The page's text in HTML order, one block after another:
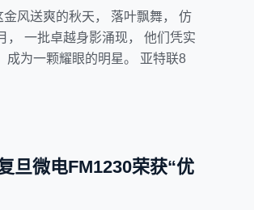
风送爽的秋天， 落叶飘舞， 仿
， 一批卓越身影涌现， 他们凭实
成为一颗耀眼的明星。 亚特联8
旦微电FM1230荣获“优